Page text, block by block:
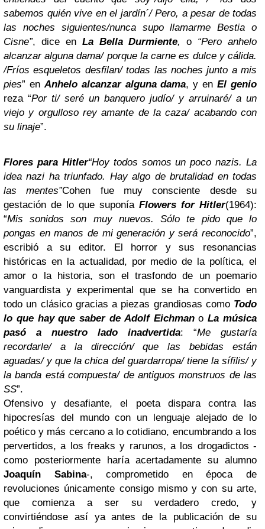
sabemos quién vive en el jardín´/ Pero, a pesar de todas
las noches siguientes/nunca supo llamarme Bestia o
Cisne”, dice en La Bella Durmiente, o “Pero anhelo
alcanzar alguna dama/ porque la carne es dulce y cálida.
/Fríos esqueletos desfilan/ todas las noches junto a mis
pies” enAnhelo alcanzar alguna dama, y enEl genio
reza “Por ti/ seré un banquero judío/ y arruinaré/ a un
viejo y orgulloso rey amante de la caza/ acabando con
su linaje”.
Flores para Hitler“Hoy todos somos un poco nazis. La
idea nazi ha triunfado. Hay algo de brutalidad en todas
las mentes”Cohen fue muy consciente desde su
gestación de lo que suponía Flowers for Hitler(1964):
“Mis sonidos son muy nuevos. Sólo te pido que lo
pongas en manos de mi generación y será reconocido”,
escribió a su editor. El horror y sus resonancias
históricas en la actualidad, por medio de la política, el
amor o la historia, son el trasfondo de un poemario
vanguardista y experimental que se ha convertido en
todo un clásico gracias a piezas grandiosas como Todo
lo que hay que saber de Adolf EichmanoLa música
pasó a nuestro lado inadvertida: “Me gustaría
recordarle/ a la dirección/ que las bebidas están
aguadas/ y que la chica del guardarropa/ tiene la sífilis/ y
la banda está compuesta/ de antiguos monstruos de las
SS”.
Ofensivo y desafiante, el poeta dispara contra las
hipocresías del mundo con un lenguaje alejado de lo
poético y más cercano a lo cotidiano, encumbrando a los
pervertidos, a los freaks y rarunos, a los drogadictos -
como posteriormente haría acertadamente su alumno
Joaquín Sabina-, comprometido en época de
revoluciones únicamente consigo mismo y con su arte,
que comienza a ser su verdadero credo, y
convirtiéndose así ya antes de la publicación de su